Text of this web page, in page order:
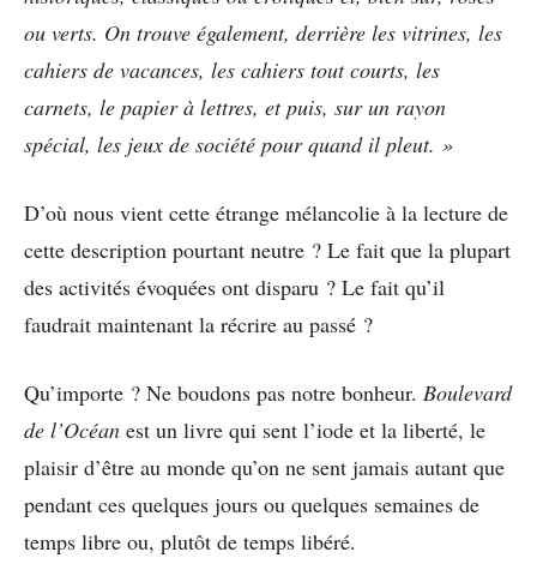
ou verts. On trouve également, derrière les vitrines, les
cahiers de vacances, les cahiers tout courts, les
carnets, le papier à lettres, et puis, sur un rayon
spécial, les jeux de société pour quand il pleut. »
D’où nous vient cette étrange mélancolie à la lecture de
cette description pourtant neutre ? Le fait que la plupart
des activités évoquées ont disparu ? Le fait qu’il
faudrait maintenant la récrire au passé ?
Qu’importe ? Ne boudons pas notre bonheur. Boulevard
de l’Océan est un livre qui sent l’iode et la liberté, le
plaisir d’être au monde qu’on ne sent jamais autant que
pendant ces quelques jours ou quelques semaines de
temps libre ou, plutôt de temps libéré.